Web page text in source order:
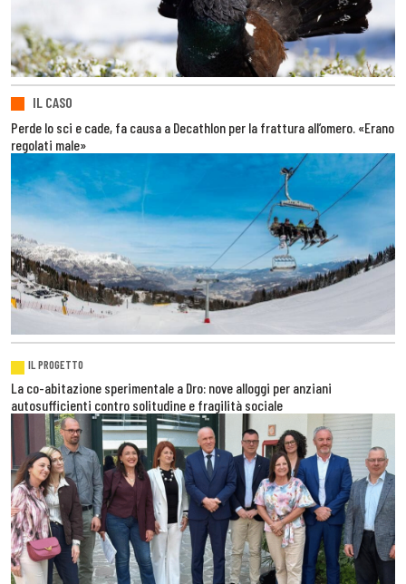
IL CASO
Perde lo sci e cade, fa causa a Decathlon per la frattura all’omero. «Erano
regolati male»
IL PROGETTO
La co-abitazione sperimentale a Dro: nove alloggi per anziani
autosufficienti contro solitudine e fragilità sociale